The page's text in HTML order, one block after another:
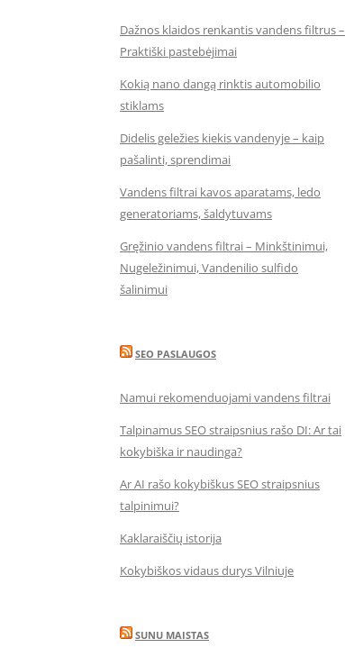
Dažnos klaidos renkantis vandens filtrus –
Praktiški pastebėjimai
Kokią nano dangą rinktis automobilio
stiklams
Didelis geležies kiekis vandenyje – kaip
pašalinti, sprendimai
Vandens filtrai kavos aparatams, ledo
generatoriams, šaldytuvams
Gręžinio vandens filtrai – Minkštinimui,
Nugeležinimui, Vandenilio sulfido
šalinimui
SEO PASLAUGOS
Namui rekomenduojami vandens filtrai
Talpinamus SEO straipsnius rašo DI: Ar tai
kokybiška ir naudinga?
Ar AI rašo kokybiškus SEO straipsnius
talpinimui?
Kaklaraiščių istorija
Kokybiškos vidaus durys Vilniuje
SUNU MAISTAS